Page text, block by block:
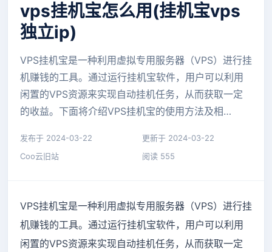
vps挂机宝怎么用(挂机宝vps
独立ip)
VPS挂机宝是一种利用虚拟专用服务器（VPS）进行挂
机赚钱的工具。通过运行挂机宝软件，用户可以利用
闲置的VPS资源来实现自动挂机任务，从而获取一定
的收益。下面将介绍VPS挂机宝的使用方法及相…
发布于 2024-03-22
更新于 2024-03-22
Coo云旧站
阅读 555
VPS挂机宝是一种利用虚拟专用服务器（VPS）进行挂
机赚钱的工具。通过运行挂机宝软件，用户可以利用
闲置的VPS资源来实现自动挂机任务，从而获取一定